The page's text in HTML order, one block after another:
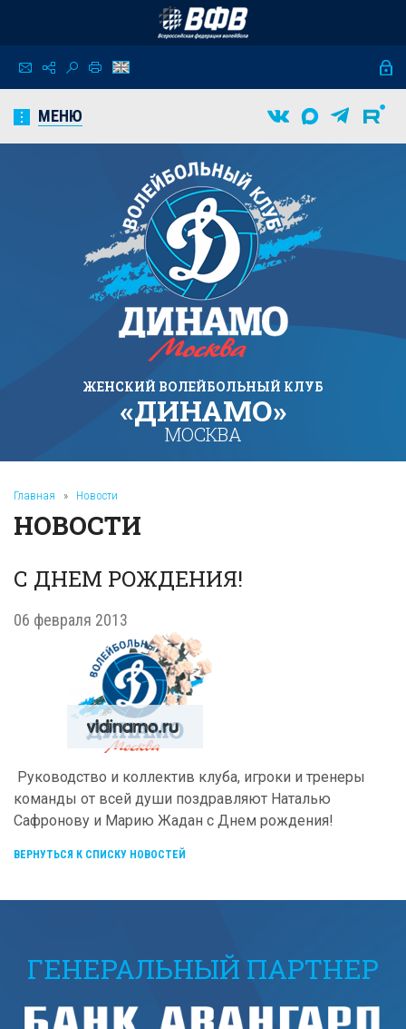
МЕНЮ
ЖЕНСКИЙ ВОЛЕЙБОЛЬНЫЙ КЛУБ
«ДИНАМО»
МОСКВА
Главная » Новости
НОВОСТИ
С ДНЕМ РОЖДЕНИЯ!
06 февраля 2013
Руководство и коллектив клуба, игроки и тренеры
команды от всей души поздравляют Наталью
Сафронову и Марию Жадан с Днем рождения!
ВЕРНУТЬСЯ К СПИСКУ НОВОСТЕЙ
ГЕНЕРАЛЬНЫЙ ПАРТНЕР